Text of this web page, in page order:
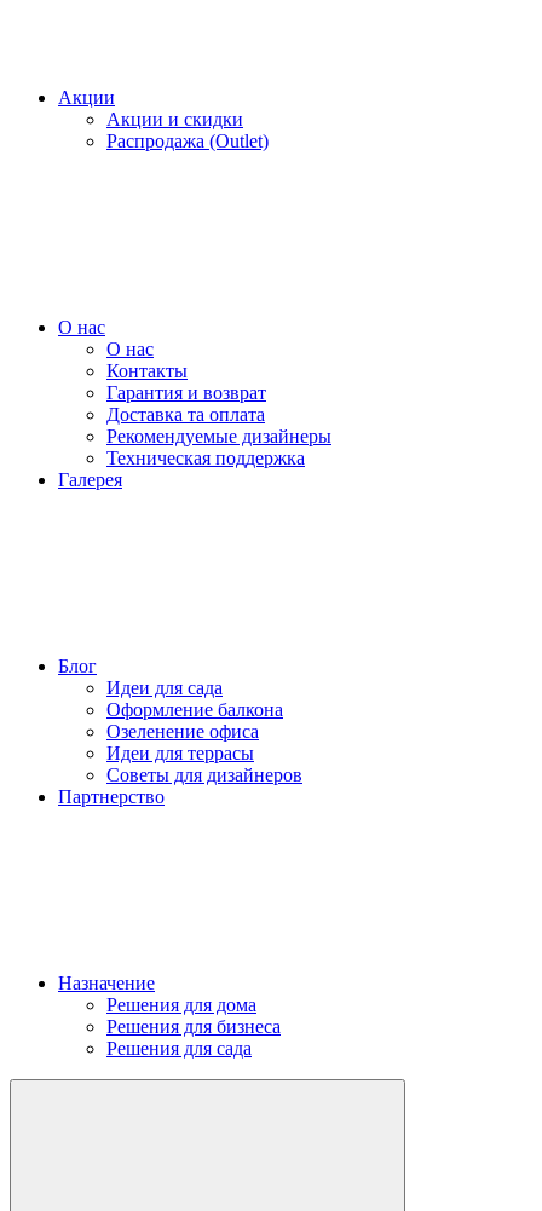
Акции
Акции и скидки
Распродажа (Outlet)
О нас
О нас
Контакты
Гарантия и возврат
Доставка та оплата
Рекомендуемые дизайнеры
Техническая поддержка
Галерея
Блог
Идеи для сада
Оформление балкона
Озеленение офиса
Идеи для террасы
Советы для дизайнеров
Партнерство
Назначение
Решения для дома
Решения для бизнеса
Решения для сада